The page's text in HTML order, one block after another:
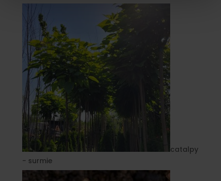
catalpy
- surmie